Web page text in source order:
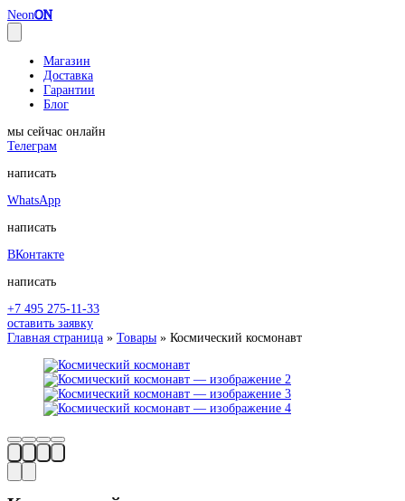
NeonON
Магазин
Доставка
Гарантии
Блог
мы сейчас онлайн
Телеграм
написать
WhatsApp
написать
ВКонтакте
написать
+7 495 275-11-33
оставить заявку
Главная страница » Товары » Космический космонавт